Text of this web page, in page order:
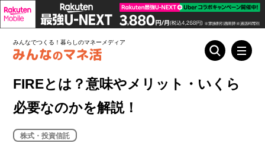
みんなでつくる！暮らしのマネーメディア
FIREとは？意味やメリット・いくら
必要なのかを解説！
株式・投資信託